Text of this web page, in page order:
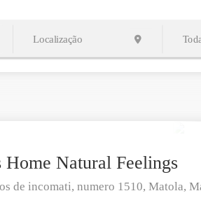
Home Natural Feelings
de incomati, numero 1510, Matola,